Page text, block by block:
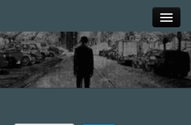
Close
Forums